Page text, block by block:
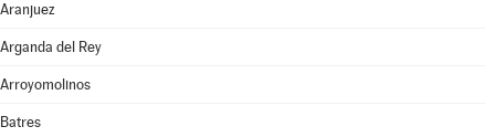
Aranjuez
Arganda del Rey
Arroyomolinos
Batres